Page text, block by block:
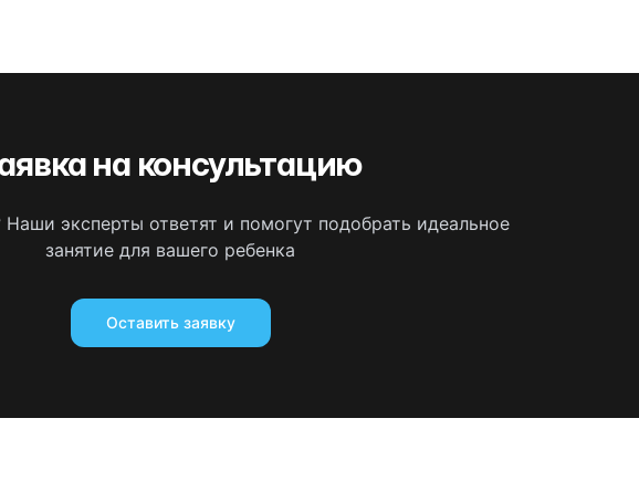
на консультацию
Наши эксперты ответят и помогут подобрать идеальное
занятие для вашего ребенка
Оставить заявку